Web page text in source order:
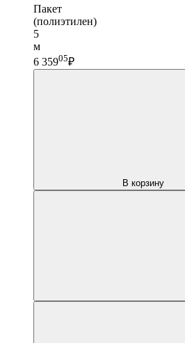
Пакет
(полиэтилен)
5
м
6 35905₽
В корзину